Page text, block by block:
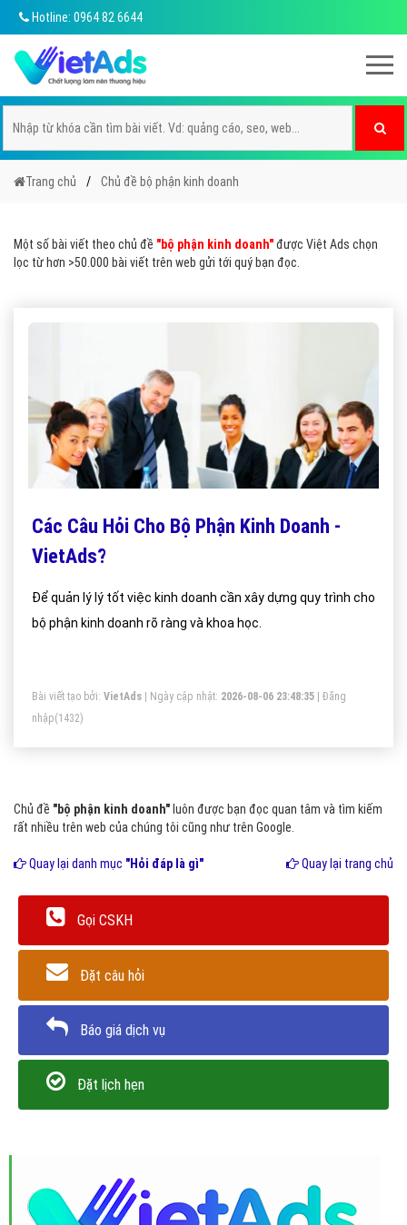
Hotline: 0964 82 6644
Trang chủ Chủ đề bộ phận kinh doanh
Một số bài viết theo chủ đề "bộ phận kinh doanh"được Việt Ads chọn
lọc từ hơn >50.000 bài viết trên web gửi tới quý bạn đọc.
Các Câu Hỏi Cho Bộ Phận Kinh Doanh -
VietAds?
Để quản lý lý tốt việc kinh doanh cần xây dựng quy trình cho
bộ phận kinh doanh rõ ràng và khoa học.
Bài viết tạo bởi: VietAds | Ngày cập nhật: 2026-08-06 23:48:35
Đăng
nhập(1432)
Chủ đề "bộ phận kinh doanh" luôn được bạn đọc quan tâm và tìm kiếm
rất nhiều trên web của chúng tôi cũng như trên Google.
Quay lại danh mục "Hỏi đáp là gì" Quay lại trang chủ
Gọi CSKH
Đặt câu hỏi
Báo giá dịch vụ
Đặt lịch hẹn